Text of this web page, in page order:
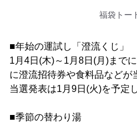
福袋トー
■年始の運試し「澄流くじ」
1月4日(木)～1月8日(月)まで
に澄流招待券や食料品などが
当選発表は1月9日(火)を予定
■季節の替わり湯